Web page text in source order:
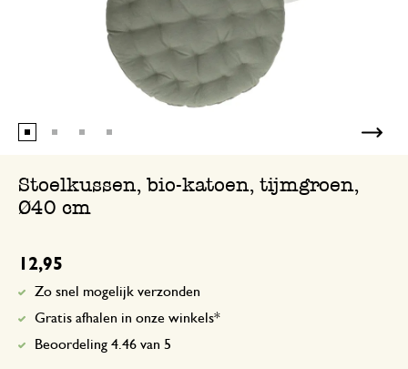
Stoelkussen, bio-katoen, tijmgroen,
Ø40 cm
12,95
Zo snel mogelijk verzonden
Gratis afhalen in onze winkels*
Beoordeling 4.46 van 5